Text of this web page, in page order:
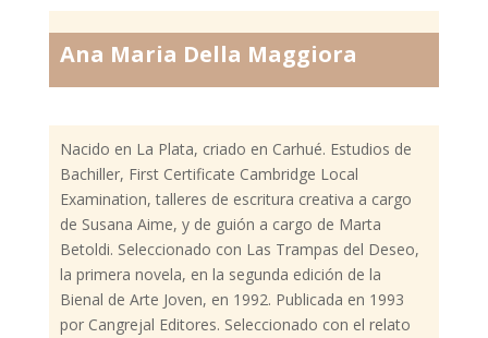
Ana Maria Della Maggiora
Nacido en La Plata, criado en Carhué. Estudios de
Bachiller, First Certificate Cambridge Local
Examination, talleres de escritura creativa a cargo
de Susana Aime, y de guión a cargo de Marta
Betoldi. Seleccionado con Las Trampas del Deseo,
la primera novela, en la segunda edición de la
Bienal de Arte Joven, en 1992. Publicada en 1993
por Cangrejal Editores. Seleccionado con el relato